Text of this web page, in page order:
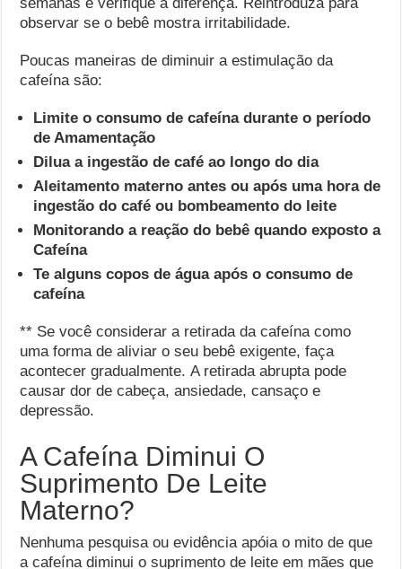
observar se o bebê mostra irritabilidade.
Poucas maneiras de diminuir a estimulação da
cafeína são:
Limite o consumo de cafeína durante o período
de Amamentação
Dilua a ingestão de café ao longo do dia
Aleitamento materno antes ou após uma hora de
ingestão do café ou bombeamento do leite
Monitorando a reação do bebê quando exposto a
Cafeína
Te alguns copos de água após o consumo de
cafeína
** Se você considerar a retirada da cafeína como
uma forma de aliviar o seu bebê exigente, faça
acontecer gradualmente. A retirada abrupta pode
causar dor de cabeça, ansiedade, cansaço e
depressão.
A Cafeína Diminui O
Suprimento De Leite
Materno?
Nenhuma pesquisa ou evidência apóia o mito de que
a cafeína diminui o suprimento de leite em mães que